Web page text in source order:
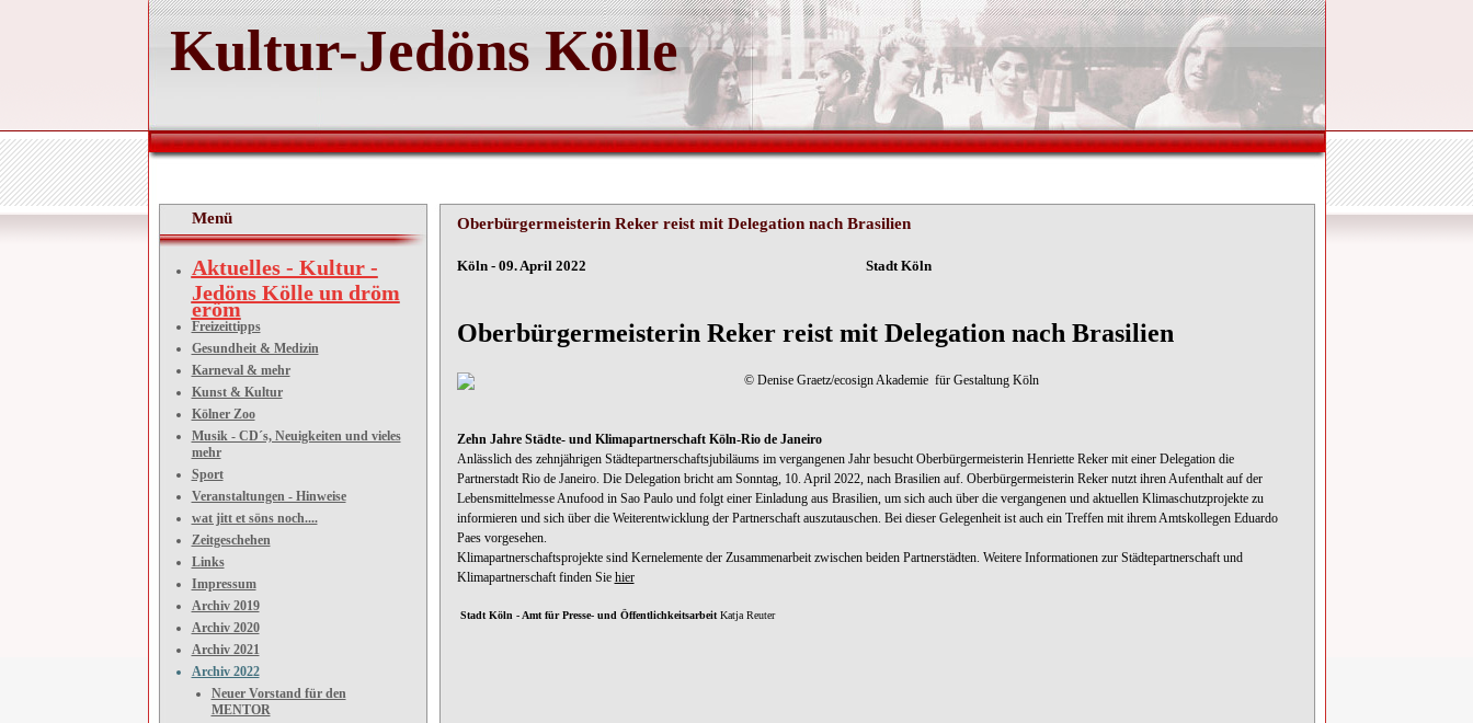
Kultur-Jedöns Kölle
Menü
Aktuelles - Kultur -
Jedöns Kölle un dröm
eröm
Freizeittipps
Gesundheit & Medizin
Karneval & mehr
Kunst & Kultur
Kölner Zoo
Musik - CD´s, Neuigkeiten und vieles
mehr
Sport
Veranstaltungen - Hinweise
wat jitt et söns noch....
Zeitgeschehen
Links
Impressum
Archiv 2019
Archiv 2020
Archiv 2021
Archiv 2022
Neuer Vorstand für den
MENTOR
Oberbürgermeisterin Reker reist mit Delegation nach Brasilien
Köln - 09. April 2022 Stadt Köln
Oberbürgermeisterin Reker reist mit Delegation nach Brasilien
© Denise Graetz/ecosign Akademie für Gestaltung Köln
Zehn Jahre Städte- und Klimapartnerschaft Köln-Rio de Janeiro
Anlässlich des zehnjährigen Städtepartnerschaftsjubiläums im vergangenen Jahr besucht Oberbürgermeisterin Henriette Reker mit einer Delegation die
Partnerstadt Rio de Janeiro. Die Delegation bricht am Sonntag, 10. April 2022, nach Brasilien auf. Oberbürgermeisterin Reker nutzt ihren Aufenthalt auf der
Lebensmittelmesse Anufoodin Sao Paulo und folgt einer Einladung aus Brasilien, um sich auch über die vergangenen und aktuellen Klimaschutzprojekte zu
informieren und sich über die Weiterentwicklung der Partnerschaft auszutauschen. Bei dieser Gelegenheit ist auch ein Treffen mit ihrem Amtskollegen Eduardo
Paesvorgesehen.
Klimapartnerschaftsprojekte sind Kernelemente der Zusammenarbeit zwischen beiden Partnerstädten. Weitere Informationen zur Städtepartnerschaft und
Klimapartnerschaft finden Sie hier
Stadt Köln - Amt für Presse- und Öffentlichkeitsarbeit Katja Reuter